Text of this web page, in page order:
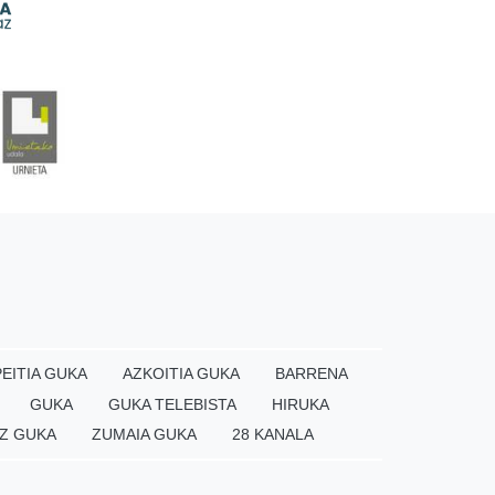
GUKA AZKOITIA GUKA
BARRENA
GUKA GUKA TELEBISTA
HIRUKA
GUKA ZUMAIA GUKA 28 KANALA